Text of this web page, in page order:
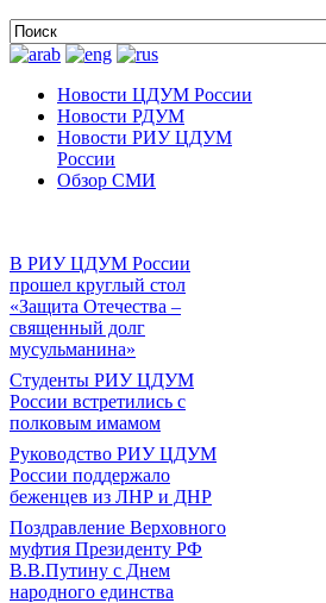
Новости ЦДУМ России
Новости РДУМ
Новости РИУ ЦДУМ
России
Обзор СМИ
В РИУ ЦДУМ России
прошел круглый стол
«Защита Отечества –
священный долг
мусульманина»
Студенты РИУ ЦДУМ
России встретились с
полковым имамом
Руководство РИУ ЦДУМ
России поддержало
беженцев из ЛНР и ДНР
Поздравление Верховного
муфтия Президенту РФ
В.В.Путину с Днем
народного единства